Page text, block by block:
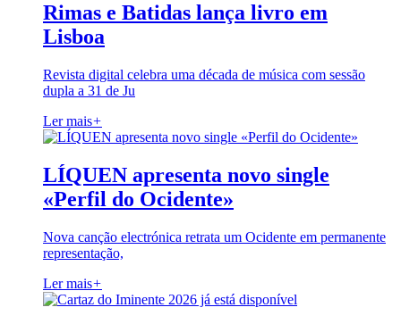
Rimas e Batidas lança livro em
Lisboa
Revista digital celebra uma década de música com sessão
dupla a 31 de Ju
Ler mais+
LÍQUEN apresenta novo single
«Perfil do Ocidente»
Nova canção electrónica retrata um Ocidente em permanente
representação,
Ler mais+